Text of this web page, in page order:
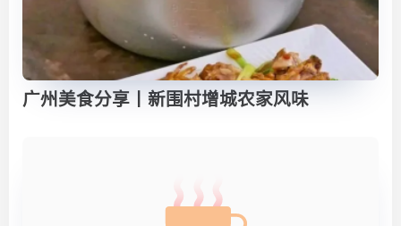
广州美食分享丨新围村增城农家风味